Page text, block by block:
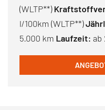
(WLTP**)
l/100km (WLTP**)
5.000 km Laufzeit: ab